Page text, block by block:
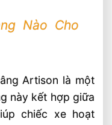
Nào Cho
Artison là một
này kết hợp giữa
chiếc xe hoạt